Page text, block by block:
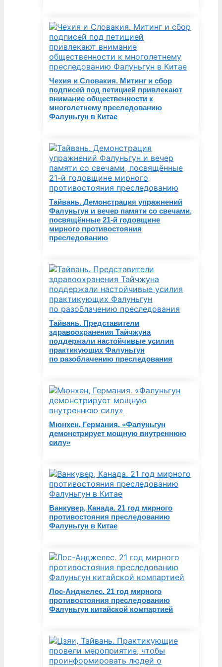
Чехия и Словакия. Митинг и сбор
подписей под петицией привлекают
внимание общественности к
многолетнему преследованию
Фалуньгун в Китае
Тайвань. Демонстрация упражнений
Фалуньгун и вечер памяти со свечами,
посвящённые 21-й годовщине
мирного противостояния
преследованию
Тайвань. Представители
здравоохранения Тайчжуна
поддержали настойчивые усилия
практикующих Фалуньгун
по разоблачению преследования
Мюнхен, Германия. «Фалуньгун
демонстрирует мощную внутреннюю
силу»
Ванкувер, Канада. 21 год мирного
противостояния преследованию
Фалуньгун в Китае
Лос-Анджелес. 21 год мирного
противостояния преследованию
Фалуньгун китайской компартией